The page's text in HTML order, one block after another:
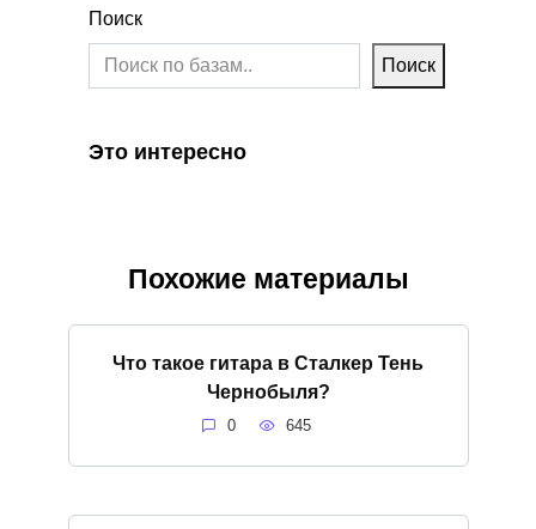
Поиск
Поиск
Это интересно
Похожие материалы
Что такое гитара в Сталкер Тень
Чернобыля?
0 645